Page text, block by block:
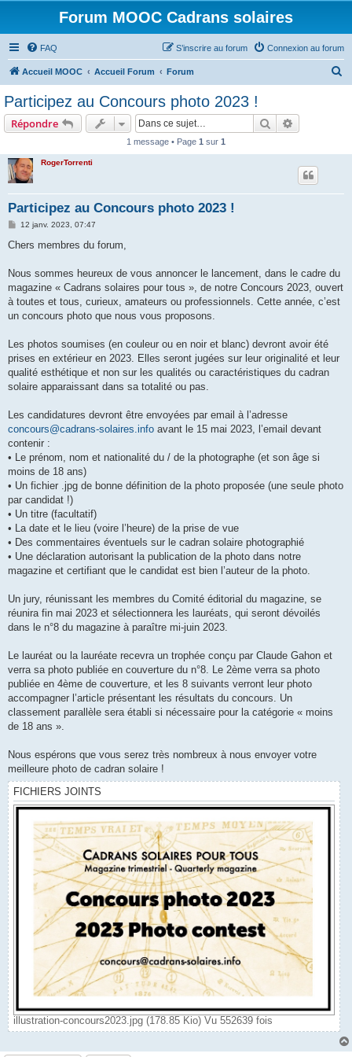
Forum MOOC Cadrans solaires
FAQ Connexion au forum
S’inscrire au forum
Accueil MOOC Accueil Forum Forum
Participez au Concours photo 2023 !
Répondre Rechercher
1 message • Page 1 sur 1
RogerTorrenti
Participez au Concours photo 2023 !
M
s
g
12 janv. 2023, 07:47
Chers membres du forum,
Nous sommes heureux de vous annoncer le lancement, dans le cadre du
magazine « Cadrans solaires pour tous », de notre Concours 2023, ouvert
à toutes et tous, curieux, amateurs ou professionnels. Cette année, c’est
un concours photo que nous vous proposons.
Les photos soumises (en couleur ou en noir et blanc) devront avoir été
prises en extérieur en 2023. Elles seront jugées sur leur originalité et leur
qualité esthétique et non sur les qualités ou caractéristiques du cadran
solaire apparaissant dans sa totalité ou pas.
Les candidatures devront être envoyées par email à l’adresse
concours@cadrans-solaires.info avant le 15 mai 2023, l’email devant
contenir :
• Le prénom, nom et nationalité du / de la photographe (et son âge si
moins de 18 ans)
• Un fichier .jpg de bonne définition de la photo proposée (une seule photo
par candidat !)
• Un titre (facultatif)
• La date et le lieu (voire l’heure) de la prise de vue
• Des commentaires éventuels sur le cadran solaire photographié
• Une déclaration autorisant la publication de la photo dans notre
magazine et certifiant que le candidat est bien l’auteur de la photo.
Un jury, réunissant les membres du Comité éditorial du magazine, se
réunira fin mai 2023 et sélectionnera les lauréats, qui seront dévoilés
dans le n°8 du magazine à paraître mi-juin 2023.
Le lauréat ou la lauréate recevra un trophée conçu par Claude Gahon et
verra sa photo publiée en couverture du n°8. Le 2ème verra sa photo
publiée en 4ème de couverture, et les 8 suivants verront leur photo
accompagner l’article présentant les résultats du concours. Un
classement parallèle sera établi si nécessaire pour la catégorie « moins
de 18 ans ».
Nous espérons que vous serez très nombreux à nous envoyer votre
meilleure photo de cadran solaire !
FICHIERS JOINTS
illustration-concours2023.jpg (178.85 Kio) Vu 552639 fois